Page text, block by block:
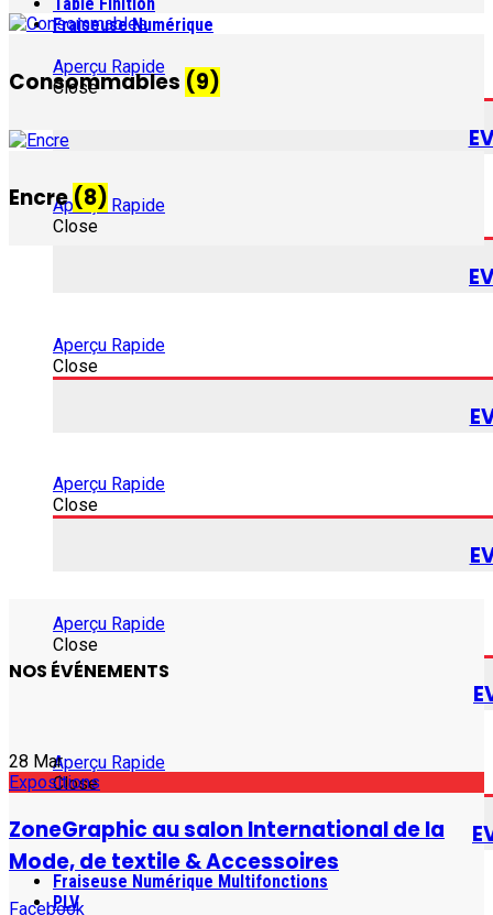
Fraiseuse Numérique
Aperçu Rapide
Close
Aperçu Rapide
Close
Aperçu Rapide
Close
Aperçu Rapide
Close
Aperçu Rapide
Close
Aperçu Rapide
Close
Fraiseuse Numérique Multifonctions
PLV
Consommables (9)
Encre(8)
NOS ÉVÉNEMENTS
28 Mar
Expositions
ZoneGraphic au salon International de la
Mode, de textile & Accessoires
Facebook